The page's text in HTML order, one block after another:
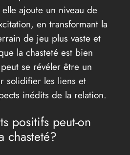
ajoute un niveau de
en transformant la
de jeu plus vaste et
la chasteté est bien
se révéler être un
solidifier les liens et
inédits de la relation.
positifs peut-on
chasteté?